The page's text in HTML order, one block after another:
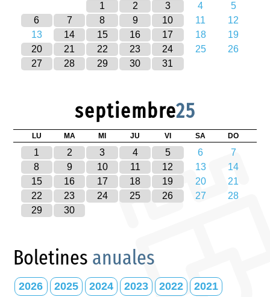
1 2 3 4
5
6
7 8 9 10 11
12
13
14 15 16 17 18
19
20
21 22 23 24 25
26
27
28 29 30 31
septiembre25
LU MA MI JU VI SA DO
1 2 3 4 5 6
7
8
9 10 11 12 13
14
15
16 17 18 19 20
21
22
23 24 25 26 27
28
29
30
Boletines anuales
2026 2025 2024 2023 2022 2021